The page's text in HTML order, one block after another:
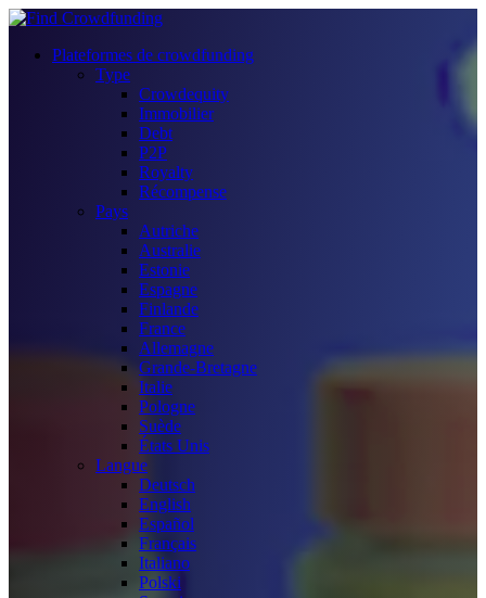
Plateformes de crowdfunding
Type
Crowdequity
Immobilier
Debt
P2P
Royalty
Récompense
Pays
Autriche
Australie
Estonie
Espagne
Finlande
France
Allemagne
Grande-Bretagne
Italie
Pologne
Suède
États Unis
Langue
Deutsch
English
Español
Français
Italiano
Polski